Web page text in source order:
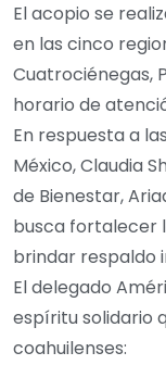
El acopio se
en las cinco
Cuatrociénegas,
horario de
En respuesta a
México, Claudia
de Bienestar,
busca fortalecer
brindar respaldo
El delegado
espíritu solidario
coahuilenses: